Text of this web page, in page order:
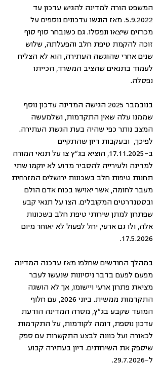
המשפט הורה למדינה להגיש עדכון עד
5.9.2022. מאז הוגשו עדכונים נוספים על
מכרזים שיצאו ונפסלו. גם כשנבחר סוף סוף
זוכה להקמת טיפת חלב והפעלתה, שלוש
שנים אחרי שהוגשה העתירה, הוא לא הצליח
לעמוד בתנאים שהציב המשרד, וזכייתו
נפסלה.
בנובמבר 2025 הגישה המדינה עדכון נוסף
שממנו עלה שאין התקדמות, ושלמעשה
המצב נותר כפי שהיה בעת הגשת העתירה.
לפיכך,  ובעקבות דיון שהתקיים
ב-17.11.2025, הוציא בג"ץ צו על תנאי המורה
למדינה ולעירייה להסביר מדוע לא יוקמו שתי
תחנות טיפות חלב בשכונות ירושלים המזרחית
מעבר לחומה, אשר יאוישו בכוח אדם הולם
ובסטנדרטים המקובלים. הצו על תנאי קבע
שפתרון למתן שירותי טיפת חלב בשכונות
אלה, ולו גם ארעי, יחל לפעול לא יאוחר מיום
17.5.2026.
במהלך החודשים שחלפו מאז עדכנה המדינה
מפעם לפעם בדבר ניסיונות שנעשו לעבר
מציאת פתרון ארעי ויישומו, אך לא הושגה
התקדמות ממשית. ביוני 2026, עם חלוף
המועד שקבע בג"ץ, מסרה המדינה הודעת
עדכון נוספת, דומה לקודמות, על התקדמות
לכאורה ועל כוונה לבצע התקשרות עם ספק
שיספק את השירותים. דיון בעתירה קבוע
ל-29.7.2026.